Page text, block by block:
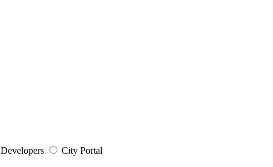
Developers
City Portal